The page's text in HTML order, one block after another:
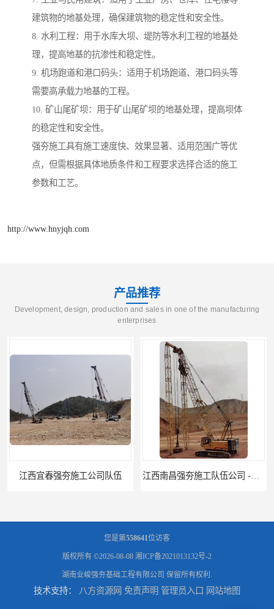
建筑物的地基处理，确保建筑物的稳定性和安全性。
8. 水利工程：用于水库大坝、堤防等水利工程的地基处
理，提高地基的抗渗性和稳定性。
9. 机场跑道和港口码头：适用于机场跑道、港口码头等
需要高承载力地基的工程。
10. 矿山尾矿坝：用于矿山尾矿坝的地基处理，提高坝体
的稳定性和安全性。
强夯施工具有施工速度快、效果显著、适用范围广等优
点，但需根据具体地质条件和工程要求选择合适的施工
参数和工艺。
http://www.hnyjqh.com
产品推荐
Development, design, production and sales in one of the manufacturing
enterprises
江西南昌强夯施工队伍公司 -湖南业峻强夯基础工程
您是第558641位访客
版权所有 ©2026-08-08 湘ICP备2021013132号-2
湖南业峻强夯基础工程有限公司 保留所有权利.
技术支持： 八方资源网 免责声明 管理员入口 网站地图